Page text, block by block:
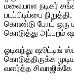
மலையாள நடிகர்
படப்பிடிப்பை
கொண்டு போய் ஒரு
கொடுத்து
ஓடிவந்து ஷூட்டிங்
கொடுத்திருக்க
வளர்த்த